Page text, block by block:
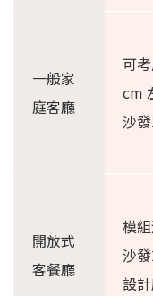
一般家
庭客廳
可
cm
沙
開放式
客餐廳
模
沙
設